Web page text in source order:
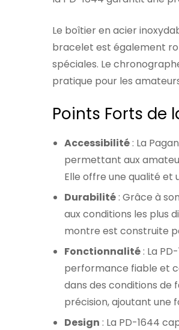
Le boîtier en acier
bracelet est également
spéciales. Le
pratique pour les
Points Forts de
Accessibilité: La
permettant aux
Elle offre une qualité et
Durabilité: Grâce à
aux conditions les plus
montre est construite
Fonctionnalité: La
performance fiable et
dans des conditions de
précision, ajoutant une
Design : La PD-1644